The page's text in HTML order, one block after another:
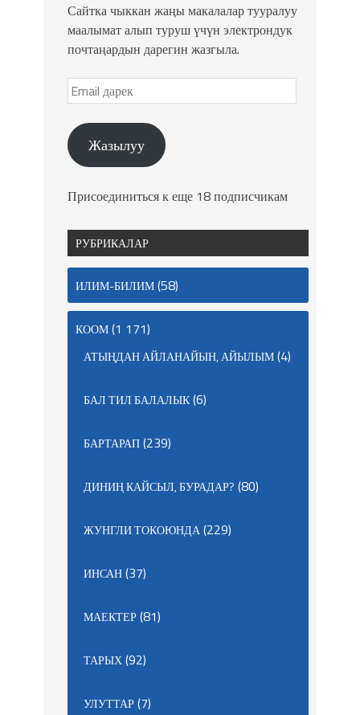
Сайтка чыккан жаңы макалалар тууралуу
маалымат алып туруш үчүн электрондук
почтаңардын дарегин жазгыла.
Жазылуу
Присоединиться к еще 18 подписчикам
РУБРИКАЛАР
ИЛИМ-БИЛИМ(58)
КООМ(1 171)
АТЫҢДАН АЙЛАНАЙЫН, АЙЫЛЫМ(4)
БАЛ ТИЛ БАЛАЛЫК(6)
БАРТАРАП(239)
ДИНИҢ КАЙСЫЛ, БУРАДАР? (80)
ЖУНГЛИ ТОКОЮНДА(229)
ИНСАН(37)
МАЕКТЕР(81)
ТАРЫХ(92)
УЛУТТАР(7)